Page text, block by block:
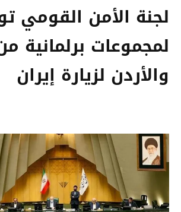
لجنة الأمن القومي
لمجموعات برلمانية
والأردن لزيارة إيران